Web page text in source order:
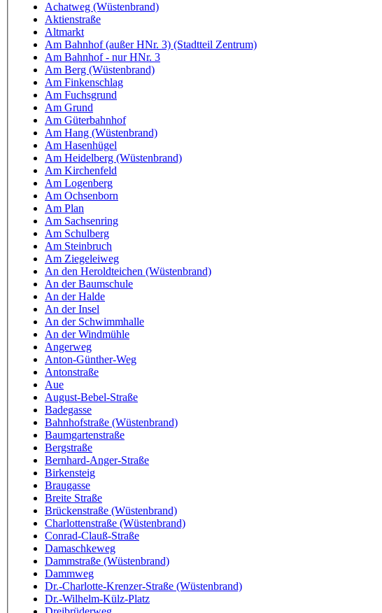
Achatweg (Wüstenbrand)
Aktienstraße
Altmarkt
Am Bahnhof (außer HNr. 3) (Stadtteil Zentrum)
Am Bahnhof - nur HNr. 3
Am Berg (Wüstenbrand)
Am Finkenschlag
Am Fuchsgrund
Am Grund
Am Güterbahnhof
Am Hang (Wüstenbrand)
Am Hasenhügel
Am Heidelberg (Wüstenbrand)
Am Kirchenfeld
Am Logenberg
Am Ochsenborn
Am Plan
Am Sachsenring
Am Schulberg
Am Steinbruch
Am Ziegeleiweg
An den Heroldteichen (Wüstenbrand)
An der Baumschule
An der Halde
An der Insel
An der Schwimmhalle
An der Windmühle
Angerweg
Anton-Günther-Weg
Antonstraße
Aue
August-Bebel-Straße
Badegasse
Bahnhofstraße (Wüstenbrand)
Baumgartenstraße
Bergstraße
Bernhard-Anger-Straße
Birkensteig
Braugasse
Breite Straße
Brückenstraße (Wüstenbrand)
Charlottenstraße (Wüstenbrand)
Conrad-Clauß-Straße
Damaschkeweg
Dammstraße (Wüstenbrand)
Dammweg
Dr.-Charlotte-Krenzer-Straße (Wüstenbrand)
Dr.-Wilhelm-Külz-Platz